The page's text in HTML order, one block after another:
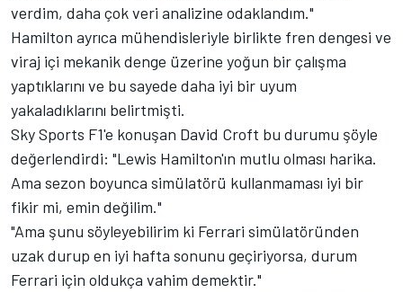
verdim, daha çok veri analizine odaklandım."
Hamilton ayrıca mühendisleriyle birlikte fren dengesi ve
viraj içi mekanik denge üzerine yoğun bir çalışma
yaptıklarını ve bu sayede daha iyi bir uyum
yakaladıklarını belirtmişti.
Sky Sports F1'e konuşan David Croft bu durumu şöyle
değerlendirdi: "Lewis Hamilton'ın mutlu olması harika.
Ama sezon boyunca simülatörü kullanmaması iyi bir
fikir mi, emin değilim."
"Ama şunu söyleyebilirim ki Ferrari simülatöründen
uzak durup en iyi hafta sonunu geçiriyorsa, durum
Ferrari için oldukça vahim demektir."